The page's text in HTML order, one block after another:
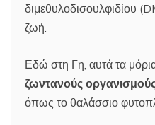
διμεθυλοδισουλφιδίου
ζωή.
Εδώ στη Γη, αυτά τα
ζωντανούς
όπως το θαλάσσιο